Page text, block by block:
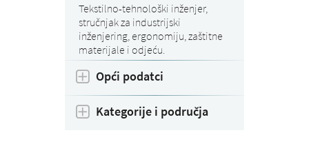
Tekstilno-tehnološki inženjer,
stručnjak za industrijski
inženjering, ergonomiju, zaštitne
materijale i odjeću.
Opći podatci
Kategorije i područja